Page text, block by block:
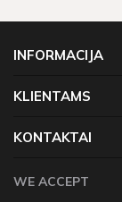
neturime,
nemokamas
INFORMACIJA
KLIENTAMS
KONTAKTAI
WE ACCEPT